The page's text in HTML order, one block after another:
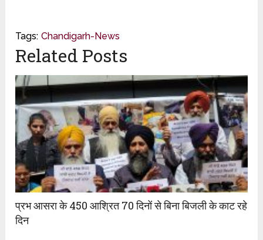
Tags: Chandigarh-News
Related Posts
प्रभ आसरा के 450 आश्रित 70 दिनों से बिना बिजली के काट रहे
दिन